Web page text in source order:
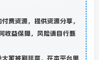
费资源，提供资源分享，
收益保障，风险请自行甄
家被割韭菜，在本平台单